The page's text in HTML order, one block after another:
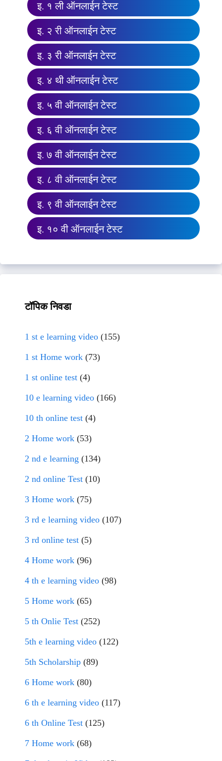
इ. १ ली ऑनलाईन टेस्ट
इ. २ री ऑनलाईन टेस्ट
इ. ३ री ऑनलाईन टेस्ट
इ. ४ थी ऑनलाईन टेस्ट
इ. ५ वी ऑनलाईन टेस्ट
इ. ६ वी ऑनलाईन टेस्ट
इ. ७ वी ऑनलाईन टेस्ट
इ. ८ वी ऑनलाईन टेस्ट
इ. ९ वी ऑनलाईन टेस्ट
इ. १० वी ऑनलाईन टेस्ट
टॉपिक निवडा
1 st e learning video (155)
1 st Home work (73)
1 st online test (4)
10 e learning video (166)
10 th online test (4)
2 Home work (53)
2 nd e learning (134)
2 nd online Test (10)
3 Home work (75)
3 rd e learning video (107)
3 rd online test (5)
4 Home work (96)
4 th e learning video (98)
5 Home work (65)
5 th Onlie Test (252)
5th e learning video (122)
5th Scholarship (89)
6 Home work (80)
6 th e learning video (117)
6 th Online Test (125)
7 Home work (68)